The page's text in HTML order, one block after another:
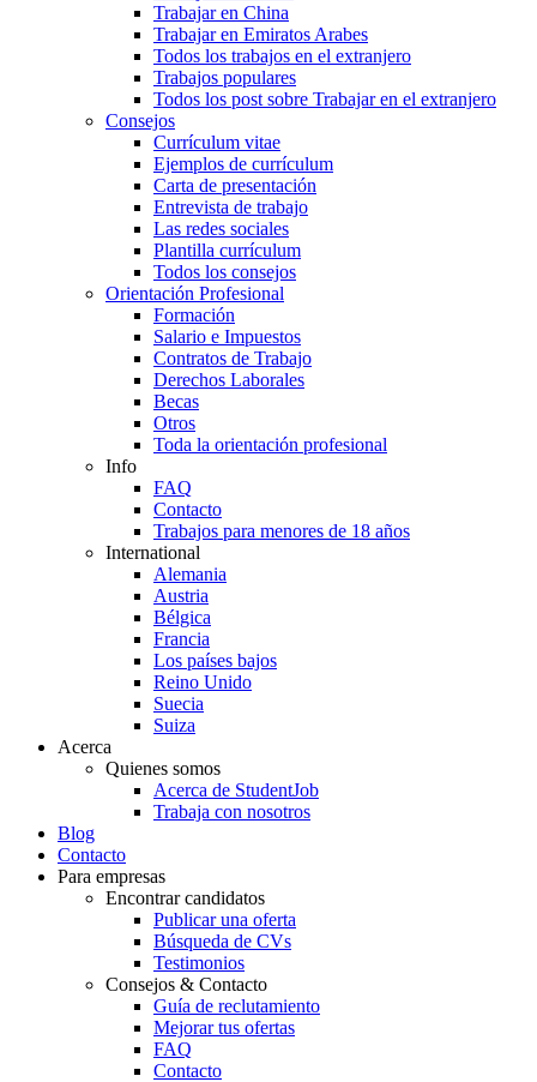
Trabajar en China
Trabajar en Emiratos Arabes
Todos los trabajos en el extranjero
Trabajos populares
Todos los post sobre Trabajar en el extranjero
Consejos
Currículum vitae
Ejemplos de currículum
Carta de presentación
Entrevista de trabajo
Las redes sociales
Plantilla currículum
Todos los consejos
Orientación Profesional
Formación
Salario e Impuestos
Contratos de Trabajo
Derechos Laborales
Becas
Otros
Toda la orientación profesional
Info
FAQ
Contacto
Trabajos para menores de 18 años
International
Alemania
Austria
Bélgica
Francia
Los países bajos
Reino Unido
Suecia
Suiza
Acerca
Quienes somos
Acerca de StudentJob
Trabaja con nosotros
Blog
Contacto
Para empresas
Encontrar candidatos
Publicar una oferta
Búsqueda de CVs
Testimonios
Consejos & Contacto
Guía de reclutamiento
Mejorar tus ofertas
FAQ
Contacto